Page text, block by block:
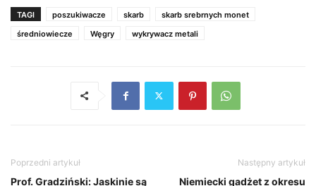
TAGI poszukiwacze skarb
skarb srebrnych monet
średniowiecze
Węgry wykrywacz metali
Poprzedni artykuł
Prof. Gradziński: Jaskinie są
Następny artykuł
Niemiecki gadżet z okresu